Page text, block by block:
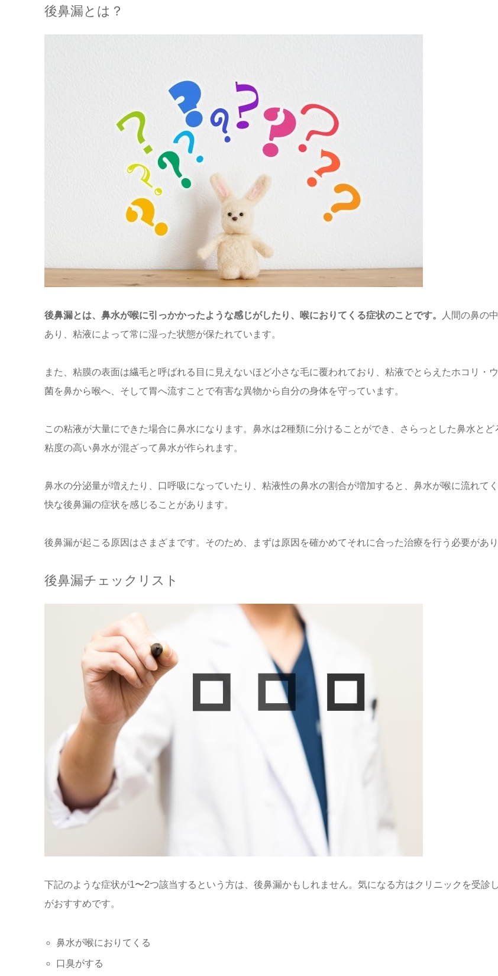
後鼻漏とは？
後鼻漏とは、鼻水が喉に引っかかったような感じがしたり、喉におりてくる症状のことです。
人間の鼻の
あり、粘液によって常に湿った状態が保たれています。
また、粘膜の表面は繊毛と呼ばれる目に見えないほど小さな毛に覆われており、粘液でとらえたホコリ・
菌を鼻から喉へ、そして胃へ流すことで有害な異物から自分の身体を守っています。
この粘液が大量にできた場合に鼻水になります。鼻水は2種類に分けることができ、さらっとした鼻水とど
粘度の高い鼻水が混ざって鼻水が作られます。
鼻水の分泌量が増えたり、口呼吸になっていたり、粘液性の鼻水の割合が増加すると、鼻水が喉に流れて
快な後鼻漏の症状を感じることがあります。
後鼻漏が起こる原因はさまざまです。そのため、まずは原因を確かめてそれに合った治療を行う必要があり
後鼻漏チェックリスト
下記のような症状が1〜2つ該当するという方は、後鼻漏かもしれません。気になる方はクリニックを受診
がおすすめです。
鼻水が喉におりてくる
口臭がする